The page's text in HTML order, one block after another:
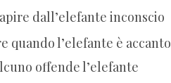
dall’elefante inconscio
quando l’elefante è accanto
offende l’elefante